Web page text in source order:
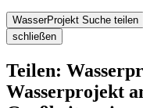
WasserProjekt Suche teilen
schließen
Teilen:
Wasserprojekt